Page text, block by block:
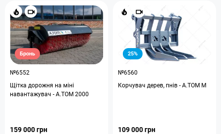
Бронь
№6552
Щітка дорожня на міні
навантажувач - A.TOM 2000
159 000 грн
25%
№6560
Корчувач дерев, пнів - A.TOM M
109 000 грн